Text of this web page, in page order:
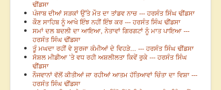
ਢੀਂਡਸਾ
ਪੰਜਾਬ ਦੀਆਂ ਸੜਕਾਂ ਉੱਤੇ ਮੌਤ ਦਾ ਤਾਂਡਵ ਨਾਚ --- ਹਰਸੰਤ ਸਿੰਘ ਢੀਂਡਸਾ
ਕੌਣ ਸਾਹਿਬ ਨੂੰ ਆਖੇ ਇੰਝ ਨਹੀਂ ਇੰਝ ਕਰ --- ਹਰਸੰਤ ਸਿੰਘ ਢੀਂਡਸਾ
ਸਮਾਂ ਦਲ ਬਦਲੀ ਦਾ ਆਇਆ, ਨੇਤਾਵਾਂ ਗਿਰਗਟਾਂ ਨੂੰ ਮਾਤ ਪਾਇਆ ---
ਹਰਸੰਤ ਸਿੰਘ ਢੀਂਡਸਾ
ਤੂੰ ਮਘਦਾ ਰਹੀਂ ਵੇ ਸੂਰਜਾ ਕੰਮੀਆਂ ਦੇ ਵਿਹੜੇ... --- ਹਰਸੰਤ ਸਿੰਘ ਢੀਂਡਸਾ
ਸੋਸ਼ਲ ਮੀਡੀਆ ’ਤੇ ਵਧ ਰਹੀ ਅਸ਼ਲੀਲਤਾ ਕਿਵੇਂ ਰੁਕੇ --- ਹਰਸੰਤ ਸਿੰਘ
ਢੀਂਡਸਾ
ਨੌਜਵਾਨਾਂ ਵੱਲੋਂ ਕੀਤੀਆਂ ਜਾ ਰਹੀਆਂ ਆਤਮ ਹੱਤਿਆਵਾਂ ਚਿੰਤਾ ਦਾ ਵਿਸ਼ਾ ---
ਹਰਸੰਤ ਸਿੰਘ ਢੀਂਡਸਾ